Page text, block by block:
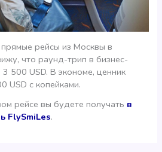
рейсы из Москвы в
что раунд-трип в бизнес-
3 500 USD. В экономе, ценник
USD с копейками.
рейсе вы будете получать в
FlySmiLes.